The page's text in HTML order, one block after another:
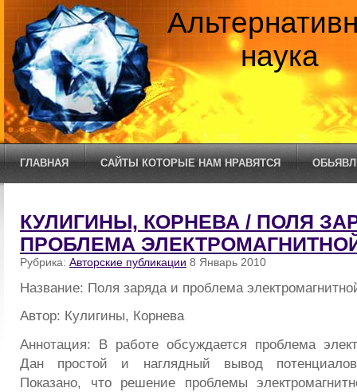
наука
ГЛАВНАЯ САЙТЫ КОТОРЫЕ НАМ НРАВЯТСЯ
КУЛИГИНЫ, КОРНЕВА / ПОЛЯ
ПРОБЛЕМА
Рубрика: Авторские публикации 8 Январь 2010
Название: Поля заряда и проблема
Автор: Кулигины, Корнева
Аннотация: В работе обсуждается проблема
Дан простой и наглядный вывод потенциалов
Показано, что решение проблемы